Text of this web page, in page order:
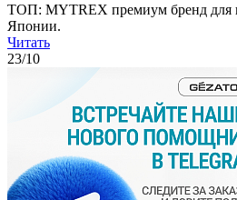
ТОП: MYTREX премиум бренд для
Японии.
Читать
23/10